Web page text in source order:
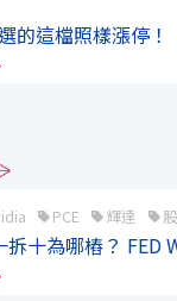
的這檔照樣漲停！
PCE 輝達
十為哪樁？ FED